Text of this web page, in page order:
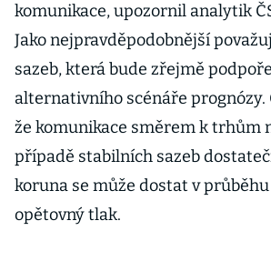
komunikace, upozornil analytik
Jako nejpravděpodobnější
sazeb, která bude zřejmě
alternativního scénáře prognózy.
že komunikace směrem k trhům
případě stabilních sazeb
koruna se může dostat v
opětovný tlak.